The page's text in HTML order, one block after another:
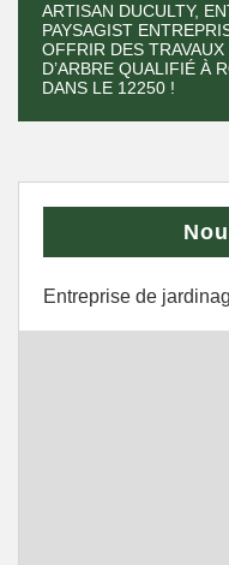
ARTISAN DUCULTY,
PAYSAGIST
OFFRIR DES
D’ARBRE QUALIFIÉ À
DANS LE 12250 !
Entreprise de